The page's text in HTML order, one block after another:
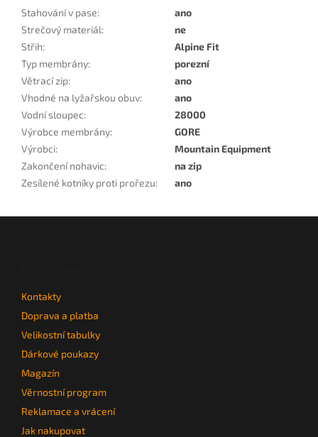
Stahování v pase:
ano
Strečový materiál:
ne
Střih:
Alpine Fit
Typ membrány:
porezní
Větrací zip:
ano
Vhodné na lyžařskou obuv:
ano
Vodní sloupec:
28000
Výrobce membrány:
GORE
Výrobci:
Mountain Equipment
Zakončení nohavic:
na zip
Zesílené kotníky proti prořezu: ano
Kontakty
Doprava a platba
Velikostní tabulky
Dárkové poukazy
Magazín
Věrnostní program
Reklamace a vrácení
Jak nakupovat